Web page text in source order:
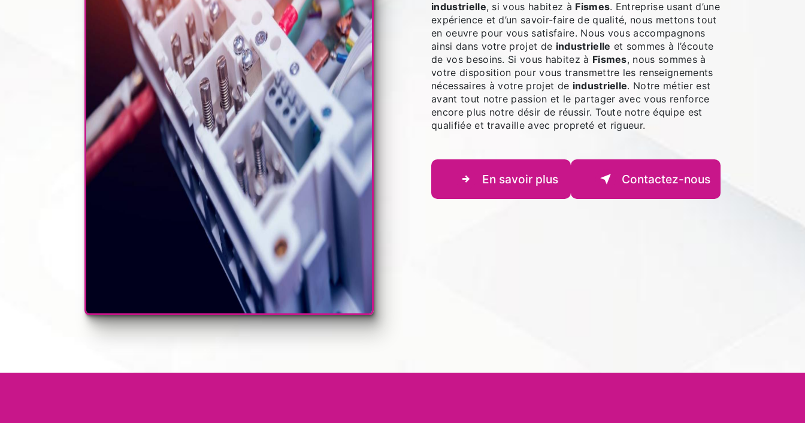
industrielle, si vous habitez à Fismes. Entreprise usant d’une
expérience et d’un savoir-faire de qualité, nous mettons tout
en oeuvre pour vous satisfaire. Nous vous accompagnons
ainsi dans votre projet de industrielle et sommes à l’écoute
de vos besoins. Si vous habitez à Fismes, nous sommes à
votre disposition pour vous transmettre les renseignements
nécessaires à votre projet de industrielle. Notre métier est
avant tout notre passion et le partager avec vous renforce
encore plus notre désir de réussir. Toute notre équipe est
qualifiée et travaille avec propreté et rigueur.
En savoir plus Contactez-nous